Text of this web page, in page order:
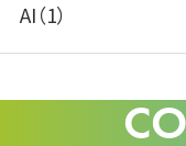
AI（1）